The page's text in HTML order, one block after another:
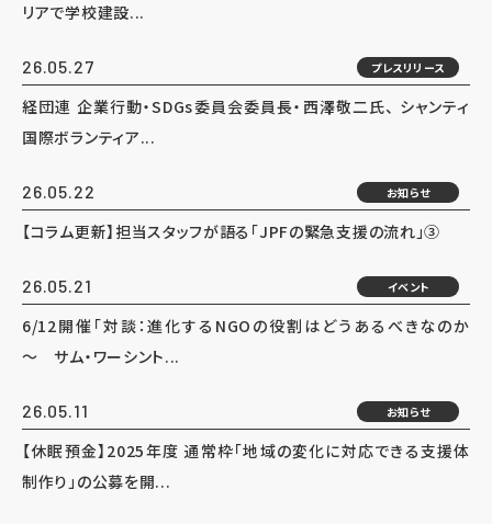
リアで学校建設...
26.05.27 プレスリリース
経団連 企業行動・SDGs委員会委員長・西澤敬二氏、 シャンティ
国際ボランティア...
26.05.22 お知らせ
【コラム更新】担当スタッフが語る「JPFの緊急支援の流れ」③
26.05.21 イベント
6/12開催「対談：進化するNGOの役割はどうあるべきなのか
～ サム・ワーシント...
26.05.11 お知らせ
【休眠預金】2025年度 通常枠「地域の変化に対応できる支援体
制作り」の公募を開...